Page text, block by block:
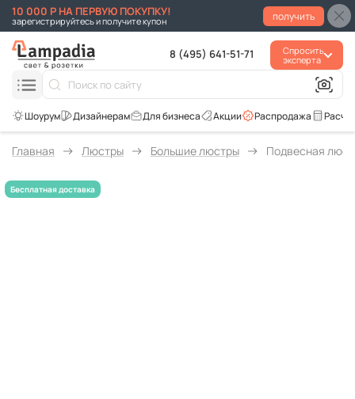
10 000 Р НА ПЕРВУЮ ПОКУПКУ!
зарегистрируйтесь и получите купон получить
8 (495) 641-51-71
Спросить
эксперта
Распродажа
Акции
Для бизнеса
Главная Люстры Большие люстры Подвесная